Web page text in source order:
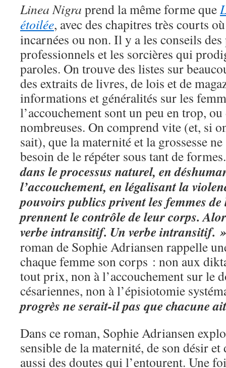
Linea Nigra prend la même forme que
étoilée, avec des chapitres très courts
incarnées ou non. Il y a les conseils des
professionnels et les sorcières qui
paroles. On trouve des listes sur
des extraits de livres, de lois et de
informations et généralités sur les
l’accouchement sont un peu en trop,
nombreuses. On comprend vite (et, si
sait), que la maternité et la grossesse
besoin de le répéter sous tant de
dans le processus naturel, en
l’accouchement, en légalisant la
pouvoirs publics privent les femmes
prennent le contrôle de leur corps.
verbe intransitif. Un verbe intransitif. »
roman de Sophie Adriansen rappelle
chaque femme son corps : non aux
tout prix, non à l’accouchement sur le
césariennes, non à l’épisiotomie
progrès ne serait-il pas que chacune
Dans ce roman, Sophie Adriansen
sensible de la maternité, de son désir
aussi des doutes qui l’entourent. Une